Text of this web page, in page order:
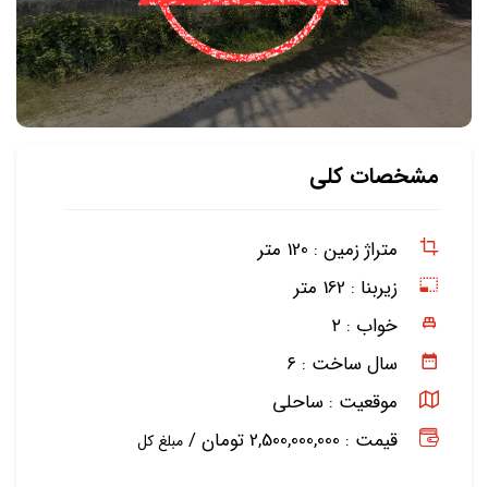
مشخصات کلی
متراژ زمین : 120 متر
زیربنا : 162 متر
خواب : ۲
سال ساخت : ۶
موقعیت : ساحلی
قیمت : 2,500,000,000 تومان /
مبلغ کل